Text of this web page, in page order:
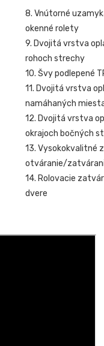
8. Vnútorné
okenné rolety
9. Dvojitá vrstva
rohoch strechy
10. Švy podlepené
11. Dvojitá vrstva
namáhaných
12. Dvojitá vrstva
okrajoch bočných
13. Vysokokvalitné
otváranie/
14. Rolovacie
dvere